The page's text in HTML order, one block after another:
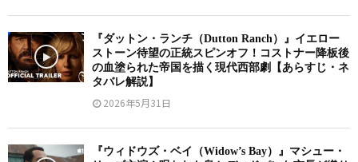
『ダットン・ランチ（Dutton Ranch）』イエロー
ストーン待望の正統スピンオフ！コストナー降板後
の血塗られた帝国を描く現代西部劇【あらすじ・ネ
タバレ解説】
2026年5月31日
『ウィドウズ・ベイ（Widow’s Bay）』マシュー・